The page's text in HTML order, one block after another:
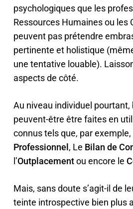
psychologiques que les
Ressources Humaines ou les
peuvent pas prétendre
pertinente et holistique
une tentative louable).
aspects de côté.
Au niveau individuel pourtant,
peuvent-être être faites en
connus tels que, par exemple,
Professionnel , Le Bilan de
l’Outplacementou encore le
Mais, sansdoute s’agit-il de
teinte introspective bien plus